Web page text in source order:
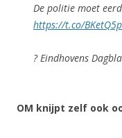
De politie moet
https://t.co/
? Eindhovens
OM knijpt zelf ook